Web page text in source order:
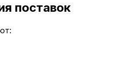
поставок